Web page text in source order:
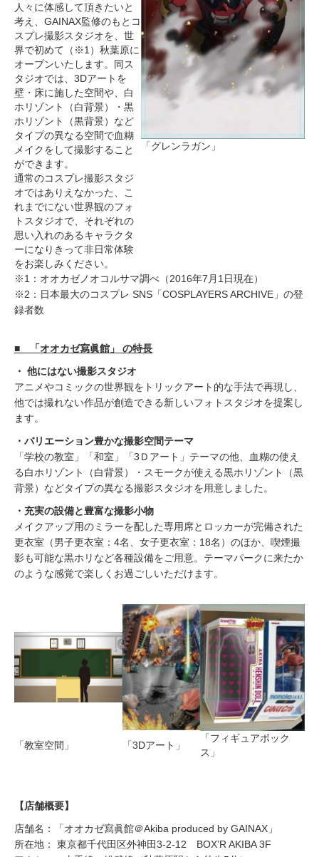
人々に体感して頂きたいと
考え、GAINAX監修のもとコ
スプレ撮影スタジオを、世
界で初めて（※1）秋葉原に
オープンいたします。同ス
タジオでは、3Dアートを
壁・床に施した空間や、白
ホリゾント（白背景）・黒
ホリゾント（黒背景）など
タイプの異なる空間で血糊
メイクをして撮影すること
ができます。
通常のコスプレ撮影スタジ
オではありえなかった、こ
れまでにない世界観のフォ
トスタジオで、それぞれの
思い入れのあるキャラクタ
ーになりきって非日常体験
をお楽しみください。
「グレンラガン」
※1：オオカゼノオコルサマ調べ（2016年7月1日現在）
※2：日本最大のコスプレ SNS「COSPLAYERS ARCHIVE」の登
録者数
■ 「オオカゼ寫眞館」 の特長
・ 他にはない撮影スタジオ
アニメやコミックの世界観をトリックアート的な手法で再現し、
他では撮れない作品が創造できる新しいフォトスタジオを提案し
ます。
・バリエーション豊かな撮影空間テーマ
「学校の教室」「和室」「3Ｄアート」テーマの他、血糊の使え
る白ホリゾント（白背景）・スモークが使える黒ホリゾント（黒
背景）などタイプの異なる撮影スタジオを用意しました。
・充実の設備と豊富な撮影小物
メイクアップ用のミラーを配した専用席とロッカーが完備された
更衣室（男子更衣室：4名、女子更衣室：18名）のほか、喫煙撮
影も可能な黒ホリなど各種設備をご用意。テーマパークに来たか
のような感覚で楽しくお過ごしいただけます。
「教室空間」 「3Dアート」
「フィギュアボック
ス」
【店舗概要】
店舗名：「オオカゼ寫眞館＠Akiba produced by GAINAX」
所在地： 東京都千代田区外神田3-2-12 BOX’R AKIBA 3F